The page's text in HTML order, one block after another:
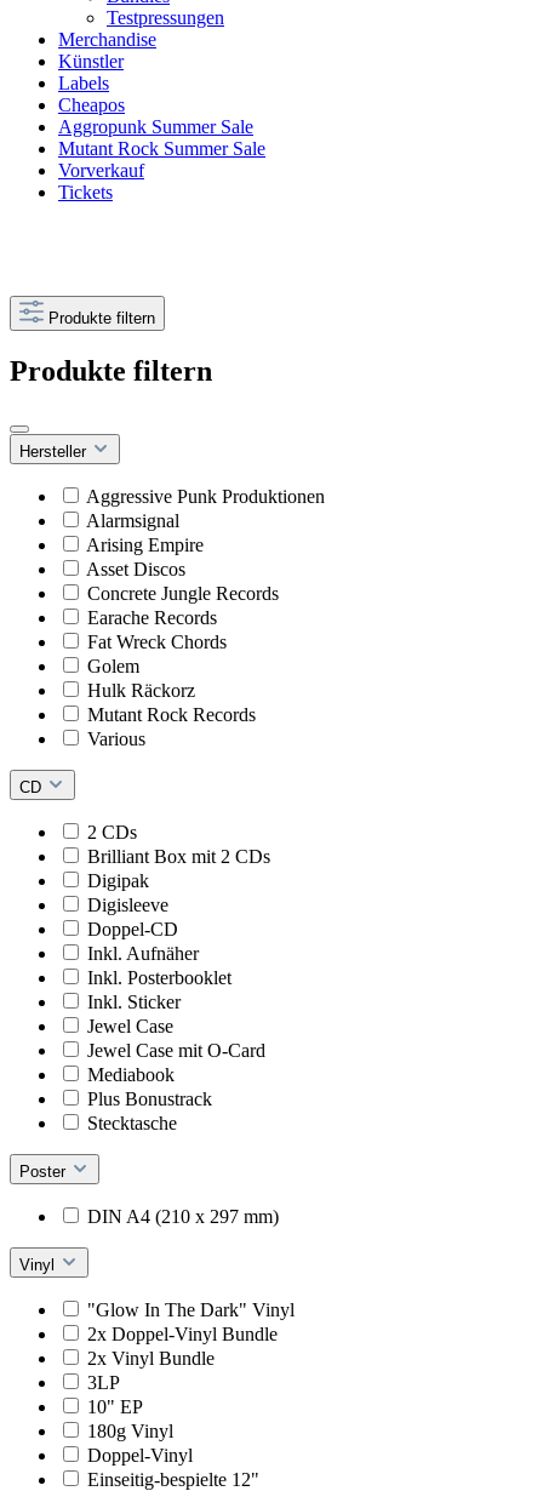
Testpressungen
Merchandise
Künstler
Labels
Cheapos
Aggropunk Summer Sale
Mutant Rock Summer Sale
Vorverkauf
Tickets
Produkte filtern
Produkte filtern
Hersteller
Aggressive Punk Produktionen
Alarmsignal
Arising Empire
Asset Discos
Concrete Jungle Records
Earache Records
Fat Wreck Chords
Golem
Hulk Räckorz
Mutant Rock Records
Various
CD
2 CDs
Brilliant Box mit 2 CDs
Digipak
Digisleeve
Doppel-CD
Inkl. Aufnäher
Inkl. Posterbooklet
Inkl. Sticker
Jewel Case
Jewel Case mit O-Card
Mediabook
Plus Bonustrack
Stecktasche
Poster
DIN A4 (210 x 297 mm)
Vinyl
"Glow In The Dark" Vinyl
2x Doppel-Vinyl Bundle
2x Vinyl Bundle
3LP
10" EP
180g Vinyl
Doppel-Vinyl
Einseitig-bespielte 12"